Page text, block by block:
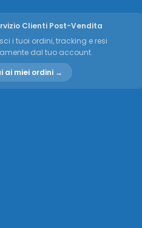
Clienti Post-Vendita
i tuoi ordini, tracking e resi
dal tuo account.
ai miei ordini →